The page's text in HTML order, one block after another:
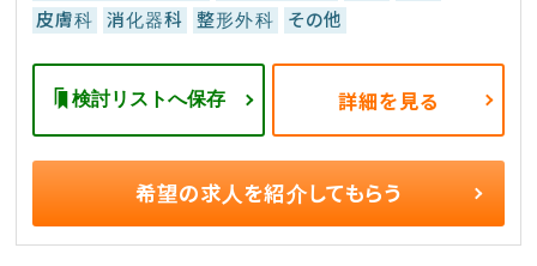
皮膚科
消化器科 整形外科 その他
検討リストへ保存 詳細を見る
希望の求人を紹介してもらう